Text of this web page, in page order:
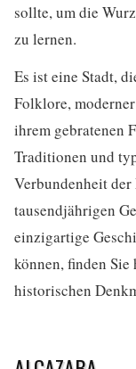
sollte, um die
zu lernen.
Es ist eine Stadt,
Folklore,
ihrem gebratenen
Traditionen und
Verbundenheit
tausendjährigen
einzigartige
können, finden
historischen